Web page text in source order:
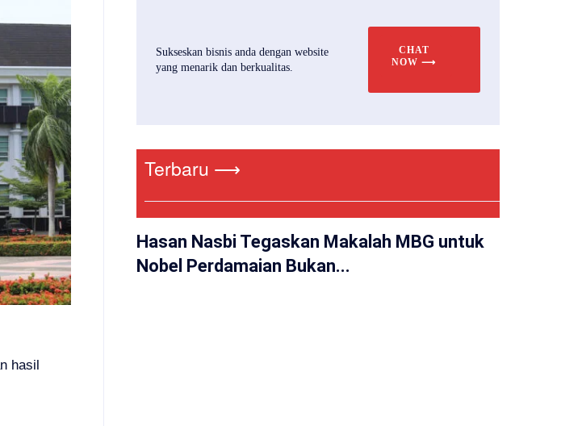
hasil
Sukseskan bisnis anda dengan website
yang menarik dan berkualitas.
CHAT
NOW ⟶
Terbaru ⟶
Hasan Nasbi Tegaskan Makalah MBG untuk
Nobel Perdamaian Bukan...